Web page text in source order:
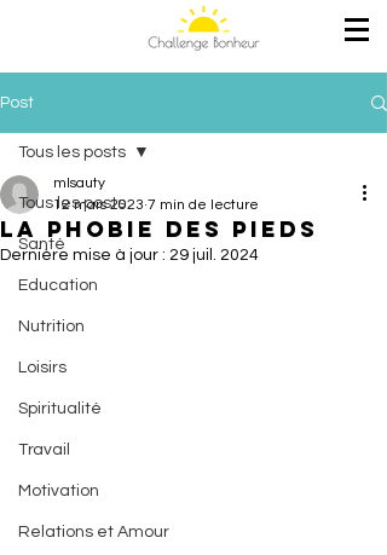
Post
Tous les posts
Santé
Education
Nutrition
Loisirs
Spiritualité
Travail
Motivation
Relations et Amour
Tous les posts
La phobie des pieds
mlsauty
12 mars 2023 7 min de lecture
Dernière mise à jour : 29 juil. 2024